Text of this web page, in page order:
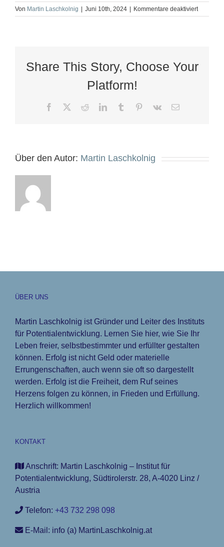
Von Martin Laschkolnig Juni 10th, 2024 Kommentare deaktiviertfür
hr
Share This Story, Choose Your
Platform!
Facebook RedditLinkedInTumblr Pinterest
Vk
E-
Über den Autor: Martin Laschkolnig
ÜBER UNS
Martin Laschkolnig ist Gründer und Leiter des Instituts
für Potentialentwicklung. Lernen Sie hier, wie Sie Ihr
Leben freier, selbstbestimmter und erfüllter gestalten
können. Erfolg ist nicht Geld oder materielle
Errungenschaften, auch wenn sie oft so dargestellt
werden. Erfolg ist die Freiheit, dem Ruf seines
Herzens folgen zu können, in Frieden und Erfüllung.
Herzlich willkommen!
KONTAKT
Anschrift: Martin Laschkolnig – Institut für
Potentialentwicklung, Südtirolerstr. 28, A-4020 Linz /
Austria
Telefon: +43 732 298 098
E-Mail: info (a) MartinLaschkolnig.at